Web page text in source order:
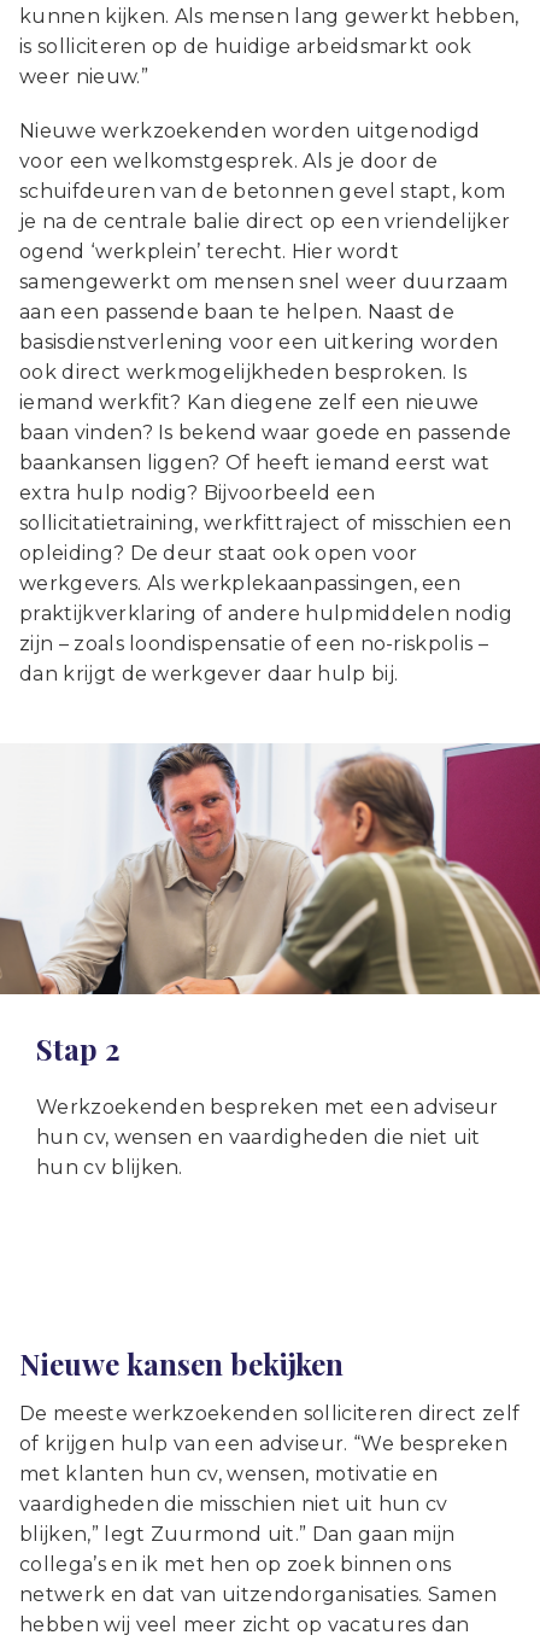
kunnen kijken. Als mensen lang gewerkt hebben,
is solliciteren op de huidige arbeidsmarkt ook
weer nieuw.”
Nieuwe werkzoekenden worden uitgenodigd
voor een welkomstgesprek. Als je door de
schuifdeuren van de betonnen gevel stapt, kom
je na de centrale balie direct op een vriendelijker
ogend ‘werkplein’ terecht. Hier wordt
samengewerkt om mensen snel weer duurzaam
aan een passende baan te helpen. Naast de
basisdienstverlening voor een uitkering worden
ook direct werkmogelijkheden besproken. Is
iemand werkfit? Kan diegene zelf een nieuwe
baan vinden? Is bekend waar goede en passende
baankansen liggen? Of heeft iemand eerst wat
extra hulp nodig? Bijvoorbeeld een
sollicitatietraining, werkfittraject of misschien een
opleiding? De deur staat ook open voor
werkgevers. Als werkplekaanpassingen, een
praktijkverklaring of andere hulpmiddelen nodig
zijn – zoals loondispensatie of een no-riskpolis –
dan krijgt de werkgever daar hulp bij.
Stap 2
Werkzoekenden bespreken met een adviseur
hun cv, wensen en vaardigheden die niet uit
hun cv blijken.
Nieuwe kansen bekijken
De meeste werkzoekenden solliciteren direct zelf
of krijgen hulp van een adviseur. “We bespreken
met klanten hun cv, wensen, motivatie en
vaardigheden die misschien niet uit hun cv
blijken,” legt Zuurmond uit.” Dan gaan mijn
collega’s en ik met hen op zoek binnen ons
netwerk en dat van uitzendorganisaties. Samen
hebben wij veel meer zicht op vacatures dan